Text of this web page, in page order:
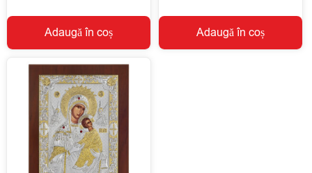
Adaugă în coș Adaugă în coș